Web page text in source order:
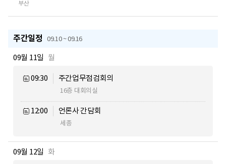
부산
주간일정 09.10 ~ 09.16
09월 11일 월
09:30 주간업무점검회의
16층 대회의실
12:00 언론사 간담회
세종
09월 12일 화